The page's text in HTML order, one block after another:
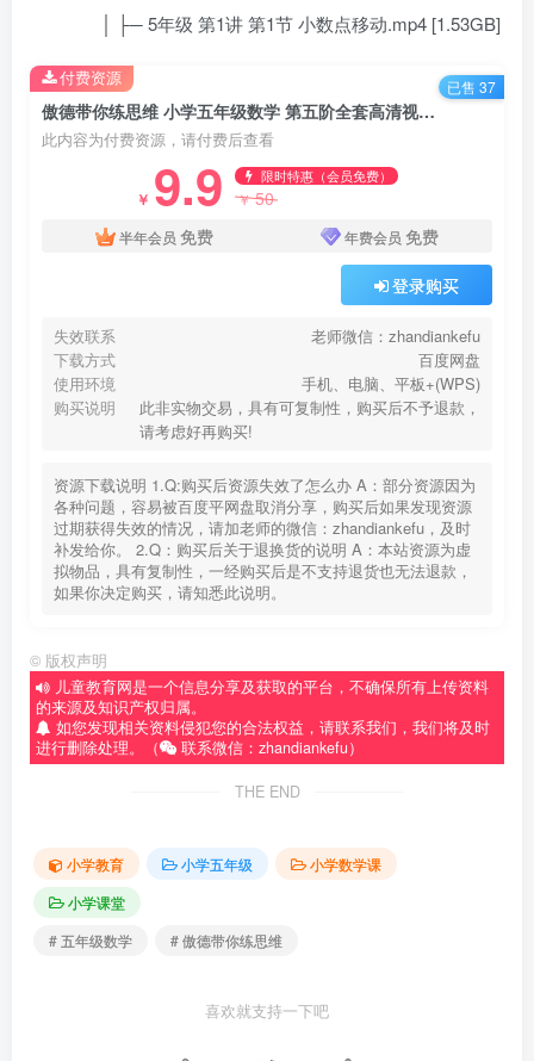
│ ├─ 5年级 第1讲 第1节 小数点移动.mp4 [1.53GB]
傲德带你练思维 小学五年级数学 第五阶全套高清视频课程49.76GB 百度网盘下载
此内容为付费资源，请付费后查看
￥ 9.9 限时特惠（会员免费）
￥50
半年会员 免费 年费会员 免费
登录购买
失效联系
老师微信：zhandiankefu
下载方式
百度网盘
使用环境
手机、电脑、平板+(WPS)
购买说明
此非实物交易，具有可复制性，购买后不予退款，
请考虑好再购买!
资源下载说明 1.Q:购买后资源失效了怎么办 A：部分资源因为
各种问题，容易被百度平网盘取消分享，购买后如果发现资源
过期获得失效的情况，请加老师的微信：zhandiankefu，及时
补发给你。 2.Q：购买后关于退换货的说明 A：本站资源为虚
拟物品，具有复制性，一经购买后是不支持退货也无法退款，
如果你决定购买，请知悉此说明。
付费资源 已售 37
© 版权声明
儿童教育网是一个信息分享及获取的平台，不确保所有上传资料
的来源及知识产权归属。
如您发现相关资料侵犯您的合法权益，请联系我们，我们将及时
进行删除处理。（
联系微信：zhandiankefu）
THE END
小学教育 小学五年级
小学数学课
小学课堂
# 五年级数学
# 傲德带你练思维
喜欢就支持一下吧